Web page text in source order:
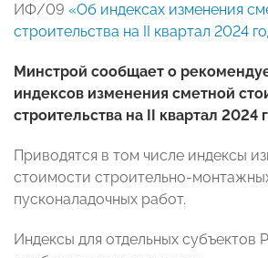
ИФ/09 «Об индексах изменения
строительства на II квартал 2024
Минстрой сообщает о
индексов изменения сметной
строительства на II квартал 2024
Приводятся в том числе индексы
стоимости строительно-
пусконаладочных работ.
Индексы для отдельных субъектов